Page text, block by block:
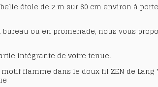
étole de 2 m sur 60 cm environ à
ou en promenade, nous vous
intégrante de votre tenue.
flamme dans le doux fil ZEN de Lang